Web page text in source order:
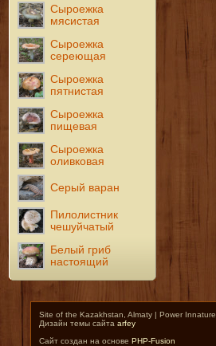
Сыроежка
мясистая
Сыроежка
сереющая
Сыроежка
пятнистая
Сыроежка
пищевая
Сыроежка
оливковая
Серый варан
Пилолистник
чешуйчатый
Белый гриб
настоящий
Site of the Kazakhstan, Almaty | Power Innature
Дизайн темы сайта arfey
Сайт создан на основе PHP-Fusion